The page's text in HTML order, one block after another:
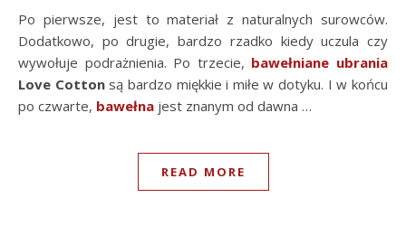
Po pierwsze, jest to materiał z naturalnych surowców.
Dodatkowo, po drugie, bardzo rzadko kiedy uczula czy
wywołuje podrażnienia. Po trzecie, bawełniane ubrania
Love Cottonsą bardzo miękkie i miłe w dotyku. I w końcu
po czwarte, bawełna jest znanym od dawna …
READ MORE